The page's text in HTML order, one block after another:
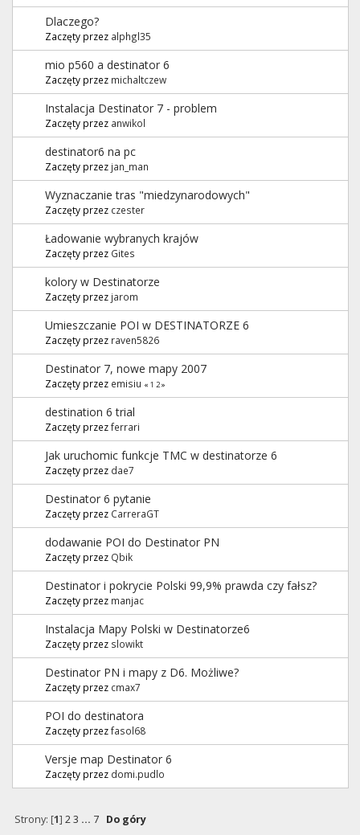
Dlaczego?
Zaczęty przez alphgl35
mio p560 a destinator 6
Zaczęty przez michaltczew
Instalacja Destinator 7 - problem
Zaczęty przez anwikol
destinator6 na pc
Zaczęty przez jan_man
Wyznaczanie tras "miedzynarodowych"
Zaczęty przez czester
Ładowanie wybranych krajów
Zaczęty przez Gites
kolory w Destinatorze
Zaczęty przez jarom
Umieszczanie POI w DESTINATORZE 6
Zaczęty przez raven5826
Destinator 7, nowe mapy 2007
Zaczęty przez emisiu « 1 2»
destination 6 trial
Zaczęty przezferrari
Jak uruchomic funkcje TMC w destinatorze 6
Zaczęty przez dae7
Destinator 6 pytanie
Zaczęty przez CarreraGT
dodawanie POI do Destinator PN
Zaczęty przez Qbik
Destinator i pokrycie Polski 99,9% prawda czy fałsz?
Zaczęty przez manjac
Instalacja Mapy Polski w Destinatorze6
Zaczęty przez slowikt
Destinator PN i mapy z D6. Możliwe?
Zaczęty przez cmax7
POI do destinatora
Zaczęty przezfasol68
Versje map Destinator 6
Zaczęty przez domi.pudlo
Strony: [1] 2 3 ... 7 Do góry